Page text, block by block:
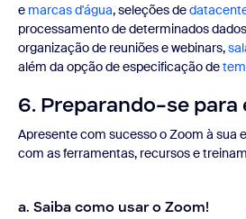
e marcas d'água, seleções de
processamento de determinados
organização de reuniões e webinars,
além da opção de especificação de
6. Preparando-se para
Apresente com sucesso o Zoom à sua
com as ferramentas, recursos e
a. Saiba como usar o Zoom!